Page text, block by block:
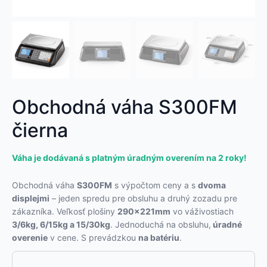
Obchodná váha S300FM
čierna
Váha je dodávaná s platným úradným overením na 2 roky!
Obchodná váha S300FM s výpočtom ceny a s dvoma
displejmi – jeden spredu pre obsluhu a druhý zozadu pre
zákazníka. Veľkosť plošiny 290x221mm vo váživostiach
3/6kg, 6/15kg a 15/30kg. Jednoduchá na obsluhu, úradné
overenie v cene. S prevádzkou na batériu.